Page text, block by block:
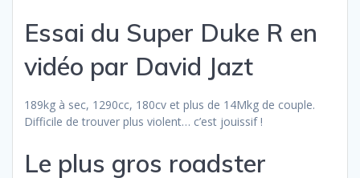
Essai du Super Duke R en
vidéo par David Jazt
189kg à sec, 1290cc, 180cv et plus de 14Mkg de couple.
Difficile de trouver plus violent… c’est jouissif !
Le plus gros roadster